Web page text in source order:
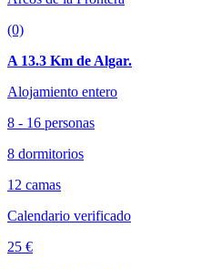
(0)
A 13.3 Km de Algar.
Alojamiento entero
8 - 16 personas
8 dormitorios
12 camas
Calendario verificado
25 €